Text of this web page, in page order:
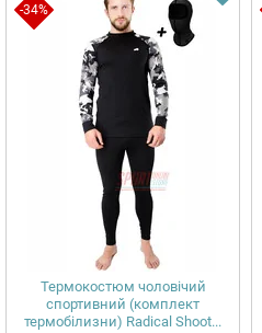
-34%
Термокостюм чоловічий
спортивний (комплект
термобілизни) Radical Shoot...